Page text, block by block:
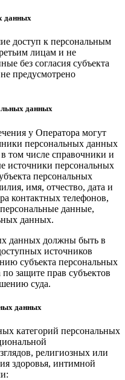
данных
доступ к персональным
лицам и не
без согласия субъекта
предусмотрено
данных
у Оператора могут
персональных данных
том числе справочники и
источники персональных
персональных
имя, отчество, дата и
контактных телефонов,
данные,
данных.
данных должны быть в
источников
субъекта персональных
защите прав субъектов
суда.
данных
категорий персональных
религиозных или
здоровья, интимной